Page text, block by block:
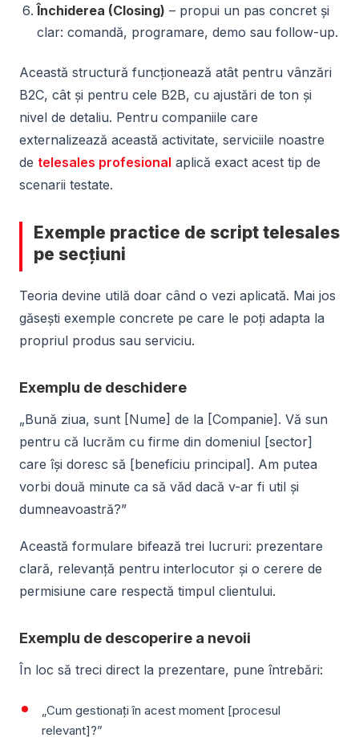
Închiderea (Closing) – propui un pas concret și
clar: comandă, programare, demo sau follow-up.
Această structură funcționează atât pentru vânzări
B2C, cât și pentru cele B2B, cu ajustări de ton și
nivel de detaliu. Pentru companiile care
externalizează această activitate, serviciile noastre
de telesales profesional aplică exact acest tip de
scenarii testate.
Exemple practice de script telesales
pe secțiuni
Teoria devine utilă doar când o vezi aplicată. Mai jos
găsești exemple concrete pe care le poți adapta la
propriul produs sau serviciu.
Exemplu de deschidere
„Bună ziua, sunt [Nume] de la [Companie]. Vă sun
pentru că lucrăm cu firme din domeniul [sector]
care își doresc să [beneficiu principal]. Am putea
vorbi două minute ca să văd dacă v-ar fi util și
dumneavoastră?”
Această formulare bifează trei lucruri: prezentare
clară, relevanță pentru interlocutor și o cerere de
permisiune care respectă timpul clientului.
Exemplu de descoperire a nevoii
În loc să treci direct la prezentare, pune întrebări:
„Cum gestionați în acest moment [procesul
relevant]?”